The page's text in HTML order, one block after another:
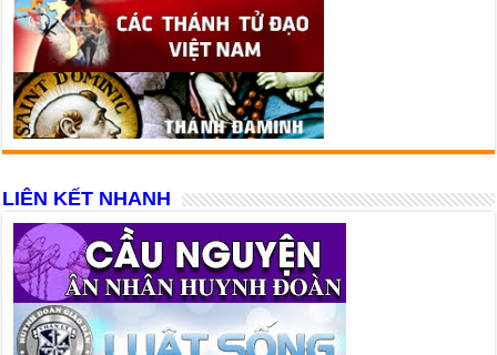
LIÊN KẾT NHANH